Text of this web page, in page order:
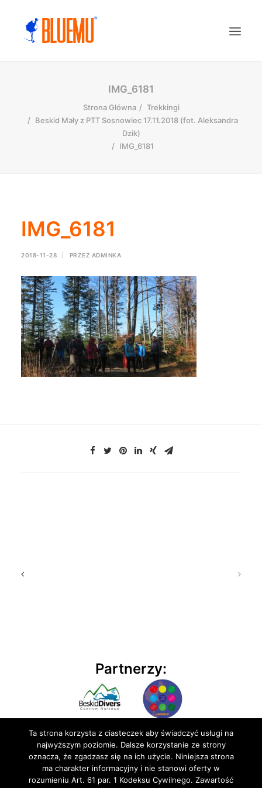
IMG_6181
Strona Główna
Trekkingi
Beskid Mały z PTT Sosnowiec 17.11.2018 (fot. Aleksandra
Dzik)
IMG_6181
IMG_6181
2018-11-28 PRZEZ ADMINKA
Partnerzy:
© 2020 BluEmu sp. z o.o. Wszelkie prawa zastrzeżone
Ta strona korzysta z ciasteczek aby świadczyć usługi na
najwyższym poziomie. Dalsze korzystanie ze strony
oznacza, że zgadzasz się na ich użycie. Niniejsza strona
ma charakter informacyjny i nie stanowi oferty w
rozumieniu Art. 61 par. 1 Kodeksu Cywilnego. Zawartość